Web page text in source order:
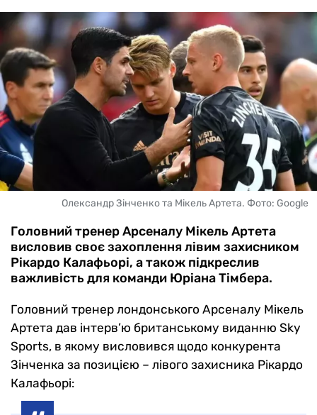
Олександр Зінченко та Мікель Артета. Фото: Google
Головний тренер Арсеналу Мікель Артета
висловив своє захоплення лівим захисником
Рікардо Калафьорі, а також підкреслив
важливість для команди Юріана Тімбера.
Головний тренер лондонського Арсеналу Мікель
Артета дав інтерв’ю британському виданню Sky
Sports, в якому висловився щодо конкурента
Зінченка за позицією – лівого захисника Рікардо
Калафьорі: